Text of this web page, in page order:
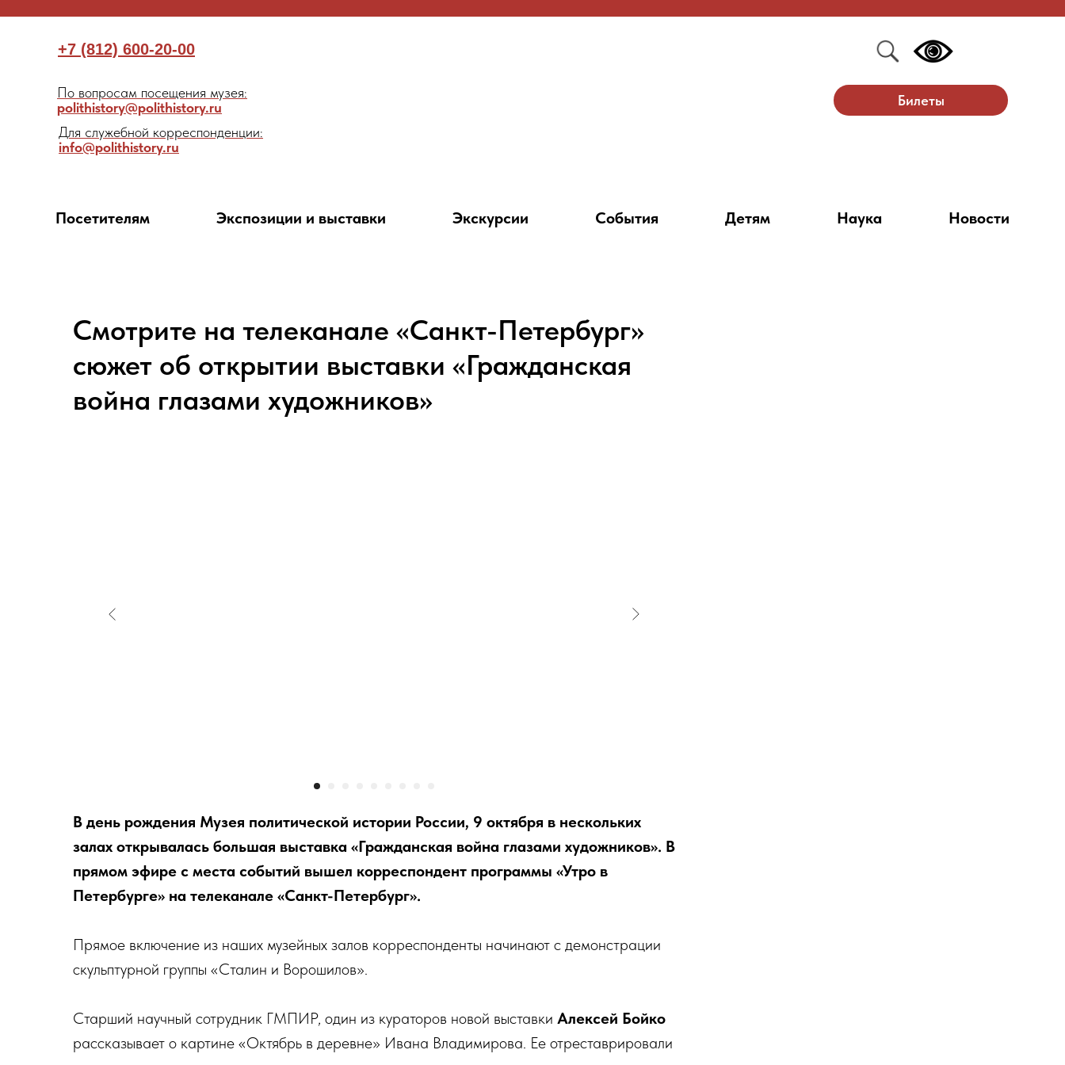
Билеты
+7 (812) 600-20-00
По вопросам посещения музея:
polithistory@polithistory.ru
Для служебной корреспонденции:
info@polithistory.ru
Посетителям Экспозиции и выставки Экскурсии События Детям Наука Новости
Смотрите на телеканале «Санкт-Петербург»
сюжет об открытии выставки «Гражданская
война глазами художников»
В день рождения Музея политической истории России, 9 октября в нескольких
залах открывалась большая выставка «Гражданская война глазами художников». В
прямом эфире с места событий вышел корреспондент программы «Утро в
Петербурге» на телеканале «Санкт-Петербург».
Прямое включение из наших музейных залов корреспонденты начинают с демонстрации
скульптурной группы «Сталин и Ворошилов».
Старший научный сотрудник ГМПИР, один из кураторов новой выставки Алексей Бойко
рассказывает о картине «Октябрь в деревне» Ивана Владимирова. Ее отреставрировали